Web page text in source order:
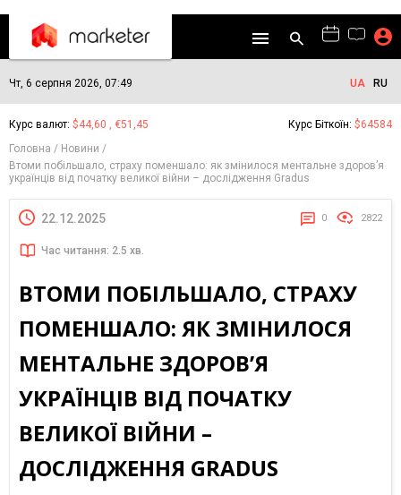
Чт, 6 серпня 2026, 07:49 UA RU
Курс валют: $44,60 , €51,45 Курс Біткоїн: $64584
Головна
Новини
Втоми побільшало, страху поменшало: як змінилося ментальне здоров’я
українців від початку великої війни – дослідження Gradus
22.12.2025 0 2822
Час читання: 2.5 хв.
ВТОМИ ПОБІЛЬШАЛО, СТРАХУ
ПОМЕНШАЛО: ЯК ЗМІНИЛОСЯ
МЕНТАЛЬНЕ ЗДОРОВ’Я
УКРАЇНЦІВ ВІД ПОЧАТКУ
ВЕЛИКОЇ ВІЙНИ –
ДОСЛІДЖЕННЯ GRADUS